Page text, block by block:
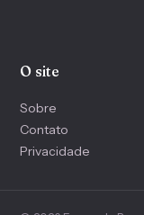
O site
Sobre
Contato
Privacidade